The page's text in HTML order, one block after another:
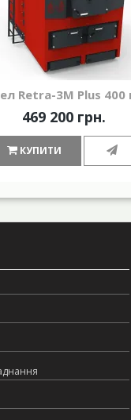
Retra-3М Plus 400
469 200 грн.
КУПИТИ